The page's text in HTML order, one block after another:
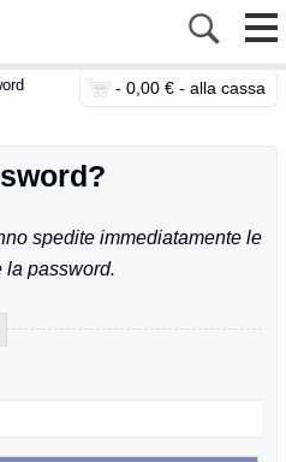
- 0,00 € - alla cassa
spedite immediatamente le
la password.